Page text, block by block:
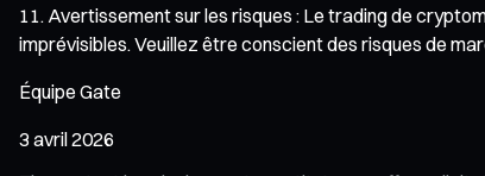
Avertissement sur les risques : Le trading de
imprévisibles. Veuillez être conscient des risques de
Équipe Gate
3 avril 2026